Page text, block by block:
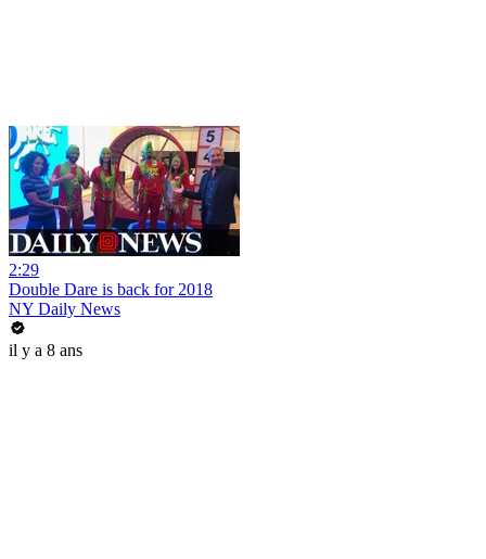
2:29
Double Dare is back for 2018
NY Daily News
il y a 8 ans